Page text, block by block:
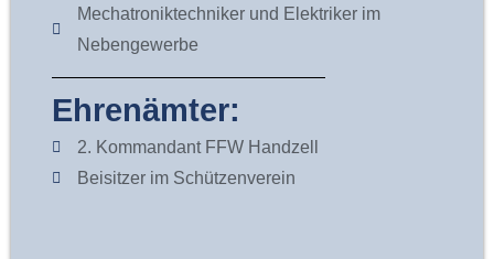
Mechatroniktechniker und Elektriker im
Nebengewerbe
Ehrenämter:
2. Kommandant FFW Handzell
Beisitzer im Schützenverein